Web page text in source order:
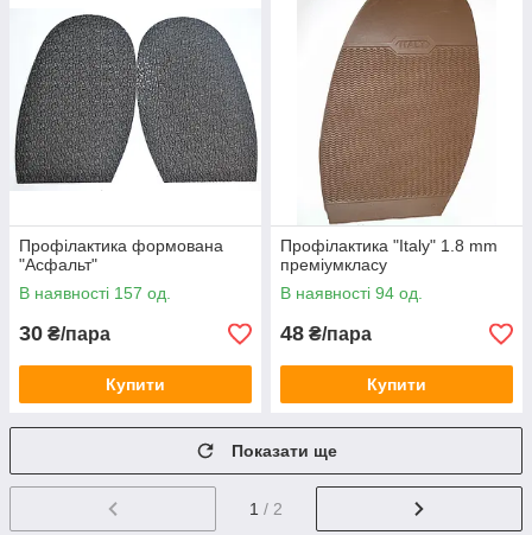
Профілактика формована
"Асфальт"
В наявності 157 од.
30 ₴/пара
Купити
Профілактика "Italy" 1.8 mm
преміумкласу
В наявності 94 од.
48 ₴/пара
Купити
Показати ще
1 / 2